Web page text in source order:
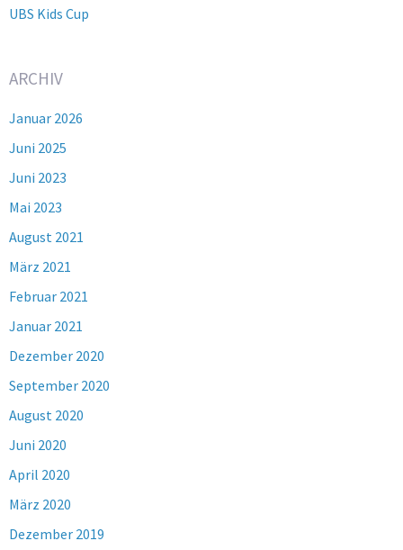
UBS Kids Cup
ARCHIV
Januar 2026
Juni 2025
Juni 2023
Mai 2023
August 2021
März 2021
Februar 2021
Januar 2021
Dezember 2020
September 2020
August 2020
Juni 2020
April 2020
März 2020
Dezember 2019